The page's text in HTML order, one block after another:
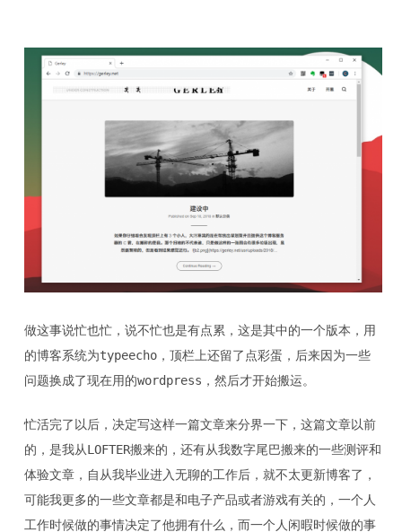
做这事说忙也忙，说不忙也是有点累，这是其中的一个版本，用
的博客系统为typeecho，顶栏上还留了点彩蛋，后来因为一些
问题换成了现在用的wordpress，然后才开始搬运。
忙活完了以后，决定写这样一篇文章来分界一下，这篇文章以前
的，是我从LOFTER搬来的，还有从我数字尾巴搬来的一些测评和
体验文章，自从我毕业进入无聊的工作后，就不太更新博客了，
可能我更多的一些文章都是和电子产品或者游戏有关的，一个人
工作时候做的事情决定了他拥有什么，而一个人闲暇时候做的事